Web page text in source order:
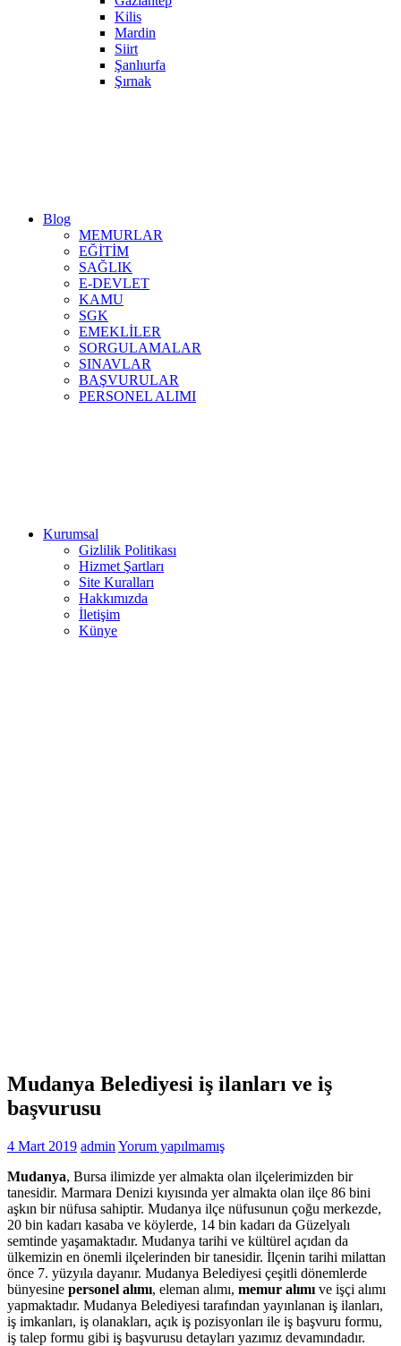
Kilis
Mardin
Siirt
Şanlıurfa
Şırnak
Blog
MEMURLAR
EĞİTİM
SAĞLIK
E-DEVLET
KAMU
SGK
EMEKLİLER
SORGULAMALAR
SINAVLAR
BAŞVURULAR
PERSONEL ALIMI
Kurumsal
Gizlilik Politikası
Hizmet Şartları
Site Kuralları
Hakkımızda
İletişim
Künye
Mudanya Belediyesi iş ilanları ve iş
başvurusu
4 Mart 2019 admin Yorum yapılmamış
Mudanya, Bursa ilimizde yer almakta olan ilçelerimizden bir
tanesidir. Marmara Denizi kıyısında yer almakta olan ilçe 86 bini
aşkın bir nüfusa sahiptir. Mudanya ilçe nüfusunun çoğu merkezde,
20 bin kadarı kasaba ve köylerde, 14 bin kadarı da Güzelyalı
semtinde yaşamaktadır. Mudanya tarihi ve kültürel açıdan da
ülkemizin en önemli ilçelerinden bir tanesidir. İlçenin tarihi milattan
önce 7. yüzyıla dayanır. Mudanya Belediyesi çeşitli dönemlerde
bünyesine personel alımı, eleman alımı, memur alımı ve işçi alımı
yapmaktadır. Mudanya Belediyesi tarafından yayınlanan iş ilanları,
iş imkanları, iş olanakları, açık iş pozisyonları ile iş başvuru formu,
iş talep formu gibi iş başvurusu detayları yazımız devamındadır.